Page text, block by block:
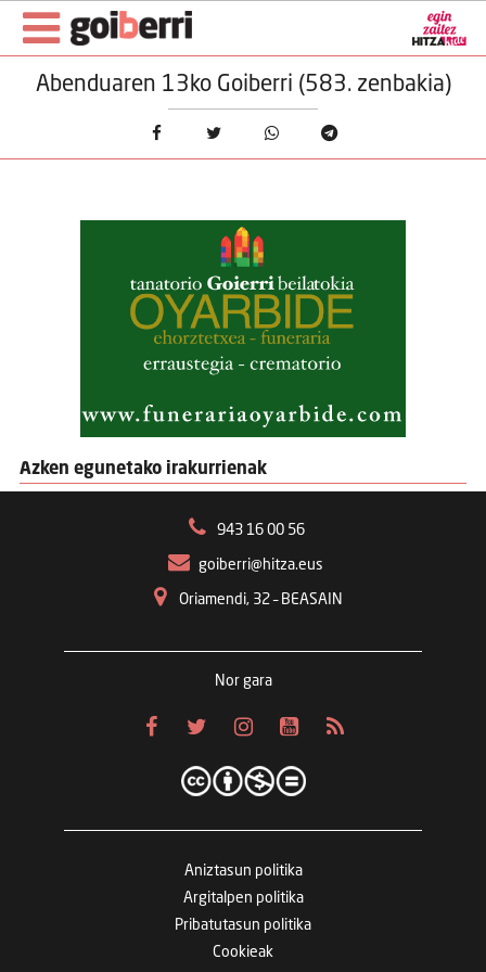
Abenduaren 13ko Goiberri (583. zenbakia)
Azken egunetako irakurrienak
943 16 00 56
goiberri@hitza.eus
Oriamendi, 32 – BEASAIN
Nor gara
Aniztasun politika
Argitalpen politika
Pribatutasun politika
Cookieak